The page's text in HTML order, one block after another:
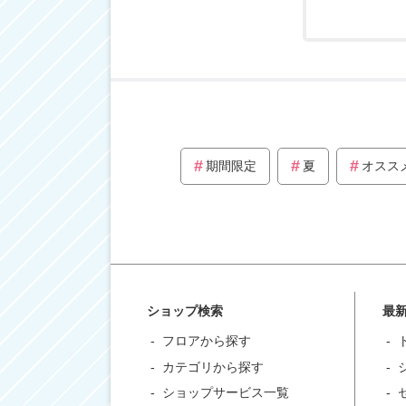
期間限定 夏 オスス
ショップ検索
フロアから探す
カテゴリから探す
ショップサービス一覧
最